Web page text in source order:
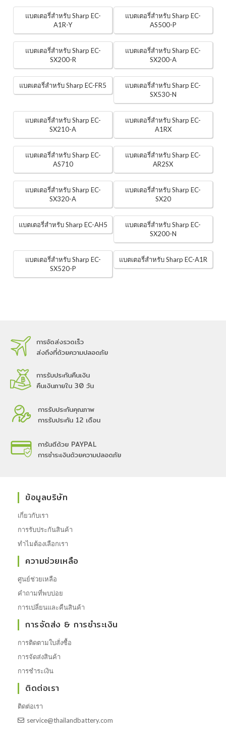
แบตเตอรี่สำหรับ Sharp EC-
A1R-Y
แบตเตอรี่สำหรับ Sharp EC-
AS500-P
แบตเตอรี่สำหรับ Sharp EC-
SX200-R
แบตเตอรี่สำหรับ Sharp EC-
SX200-A
แบตเตอรี่สำหรับ Sharp EC-FR5
แบตเตอรี่สำหรับ Sharp EC-
SX530-N
แบตเตอรี่สำหรับ Sharp EC-
SX210-A
แบตเตอรี่สำหรับ Sharp EC-
A1RX
แบตเตอรี่สำหรับ Sharp EC-
AS710
แบตเตอรี่สำหรับ Sharp EC-
AR2SX
แบตเตอรี่สำหรับ Sharp EC-
SX320-A
แบตเตอรี่สำหรับ Sharp EC-
SX20
แบตเตอรี่สำหรับ Sharp EC-AH5
แบตเตอรี่สำหรับ Sharp EC-
SX200-N
แบตเตอรี่สำหรับ Sharp EC-
SX520-P
แบตเตอรี่สำหรับ Sharp EC-A1R
การจัดส่งรวดเร็ว
ส่งถึงที่ด้วยความปลอดภัย
การรับประกันคืนเงิน
คืนเงินภายใน 30 วัน
การรับประกันคุณภาพ
การรับประกัน 12 เดือน
การันตีด้วย PAYPAL
การชำระเงินด้วยความปลอดภัย
ข้อมูลบริษัท
เกี่ยวกับเรา
การรับประกันสินค้า
ทำไมต้องเลือกเรา
ความช่วยเหลือ
ศูนย์ช่วยเหลือ
คำถามที่พบบ่อย
การเปลี่ยนและคืนสินค้า
การจัดส่ง & การชำระเงิน
การติดตามใบสั่งซื้อ
การจัดส่งสินค้า
การชำระเงิน
ติดต่อเรา
ติดต่อเรา
service@thailandbattery.com